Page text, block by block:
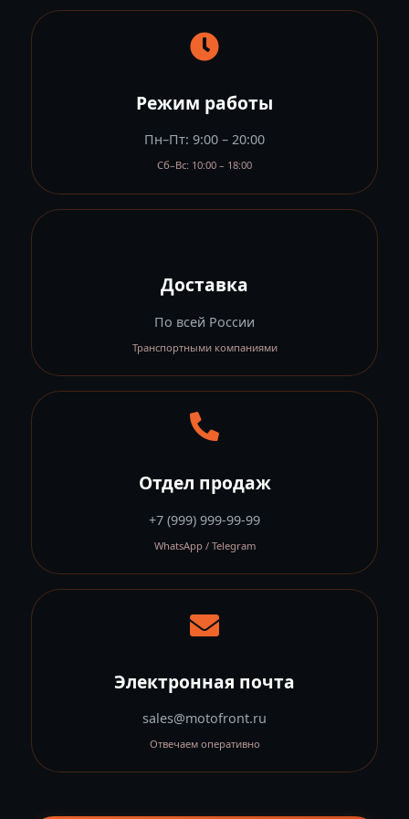
Режим работы
Пн–Пт: 9:00 – 20:00
Сб–Вс: 10:00 – 18:00
Доставка
По всей России
Транспортными компаниями
Отдел продаж
+7 (999) 999-99-99
WhatsApp / Telegram
Электронная почта
sales@motofront.ru
Отвечаем оперативно